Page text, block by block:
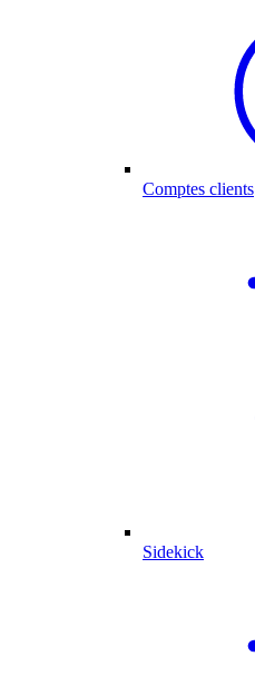
Comptes clients
Sidekick